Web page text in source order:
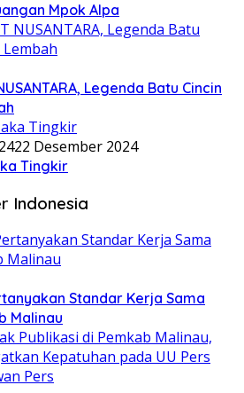
Mpok Alpa
Legenda Batu Cincin
22 Desember 2024
Tingkir
Indonesia
Standar Kerja Sama
Malinau